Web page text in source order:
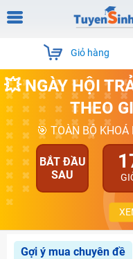
Giỏ hàng
💥 NGÀY HỘI
THEO
🎯 TOÀN BỘ
BẮT ĐẦU
SAU
Gợi ý mua chuyên đề